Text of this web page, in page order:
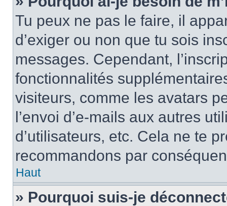
Tu peux ne pas le faire, il
d’exiger ou non que tu sois
messages. Cependant,
fonctionnalités
visiteurs, comme les avatars
l’envoi d’e-mails aux autres
d’utilisateurs, etc. Cela ne te
recommandons par
Haut
» Pourquoi suis-je